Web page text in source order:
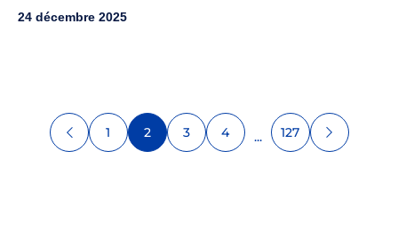
24 décembre 2025
1 2 3 4 ... 127